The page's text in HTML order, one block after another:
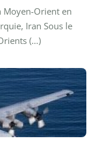
Moyen-Orient en
Iran Sous le
(…)